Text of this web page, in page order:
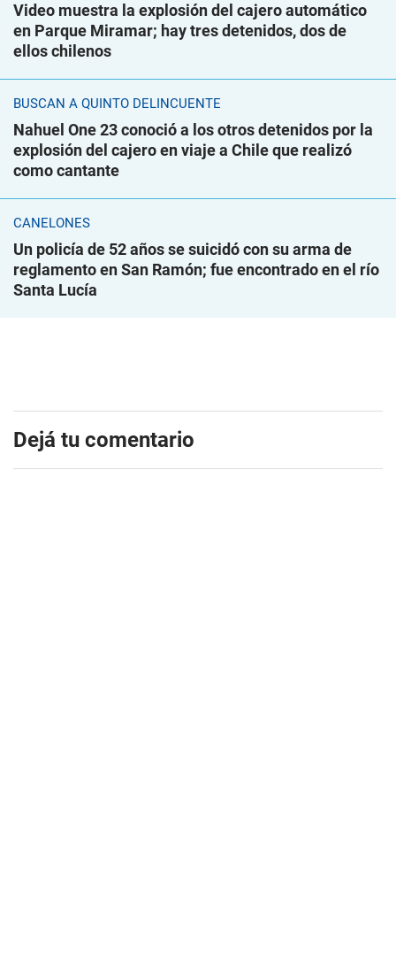
Video muestra la explosión del cajero automático
en Parque Miramar; hay tres detenidos, dos de
ellos chilenos
BUSCAN A QUINTO DELINCUENTE
Nahuel One 23 conoció a los otros detenidos por la
explosión del cajero en viaje a Chile que realizó
como cantante
CANELONES
Un policía de 52 años se suicidó con su arma de
reglamento en San Ramón; fue encontrado en el río
Santa Lucía
Dejá tu comentario